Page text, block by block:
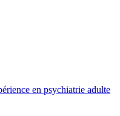
en psychiatrie adulte